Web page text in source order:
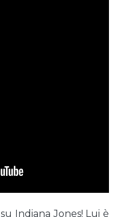
Indiana Jones! Lui è